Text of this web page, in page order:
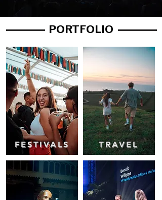
PORTFOLIO
FESTIVALS TRAVEL